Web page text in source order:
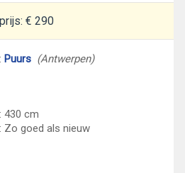
prijs: € 290
: Puurs (Antwerpen)
: 430 cm
: Zo goed als nieuw